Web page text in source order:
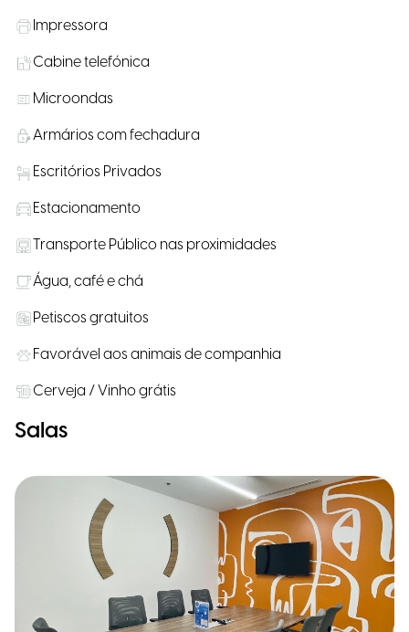
Impressora
Cabine telefónica
Microondas
Armários com fechadura
Escritórios Privados
Estacionamento
Transporte Público nas proximidades
Água, café e chá
Petiscos gratuitos
Favorável aos animais de companhia
Cerveja / Vinho grátis
Salas